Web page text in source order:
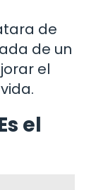
de
de un
el
el